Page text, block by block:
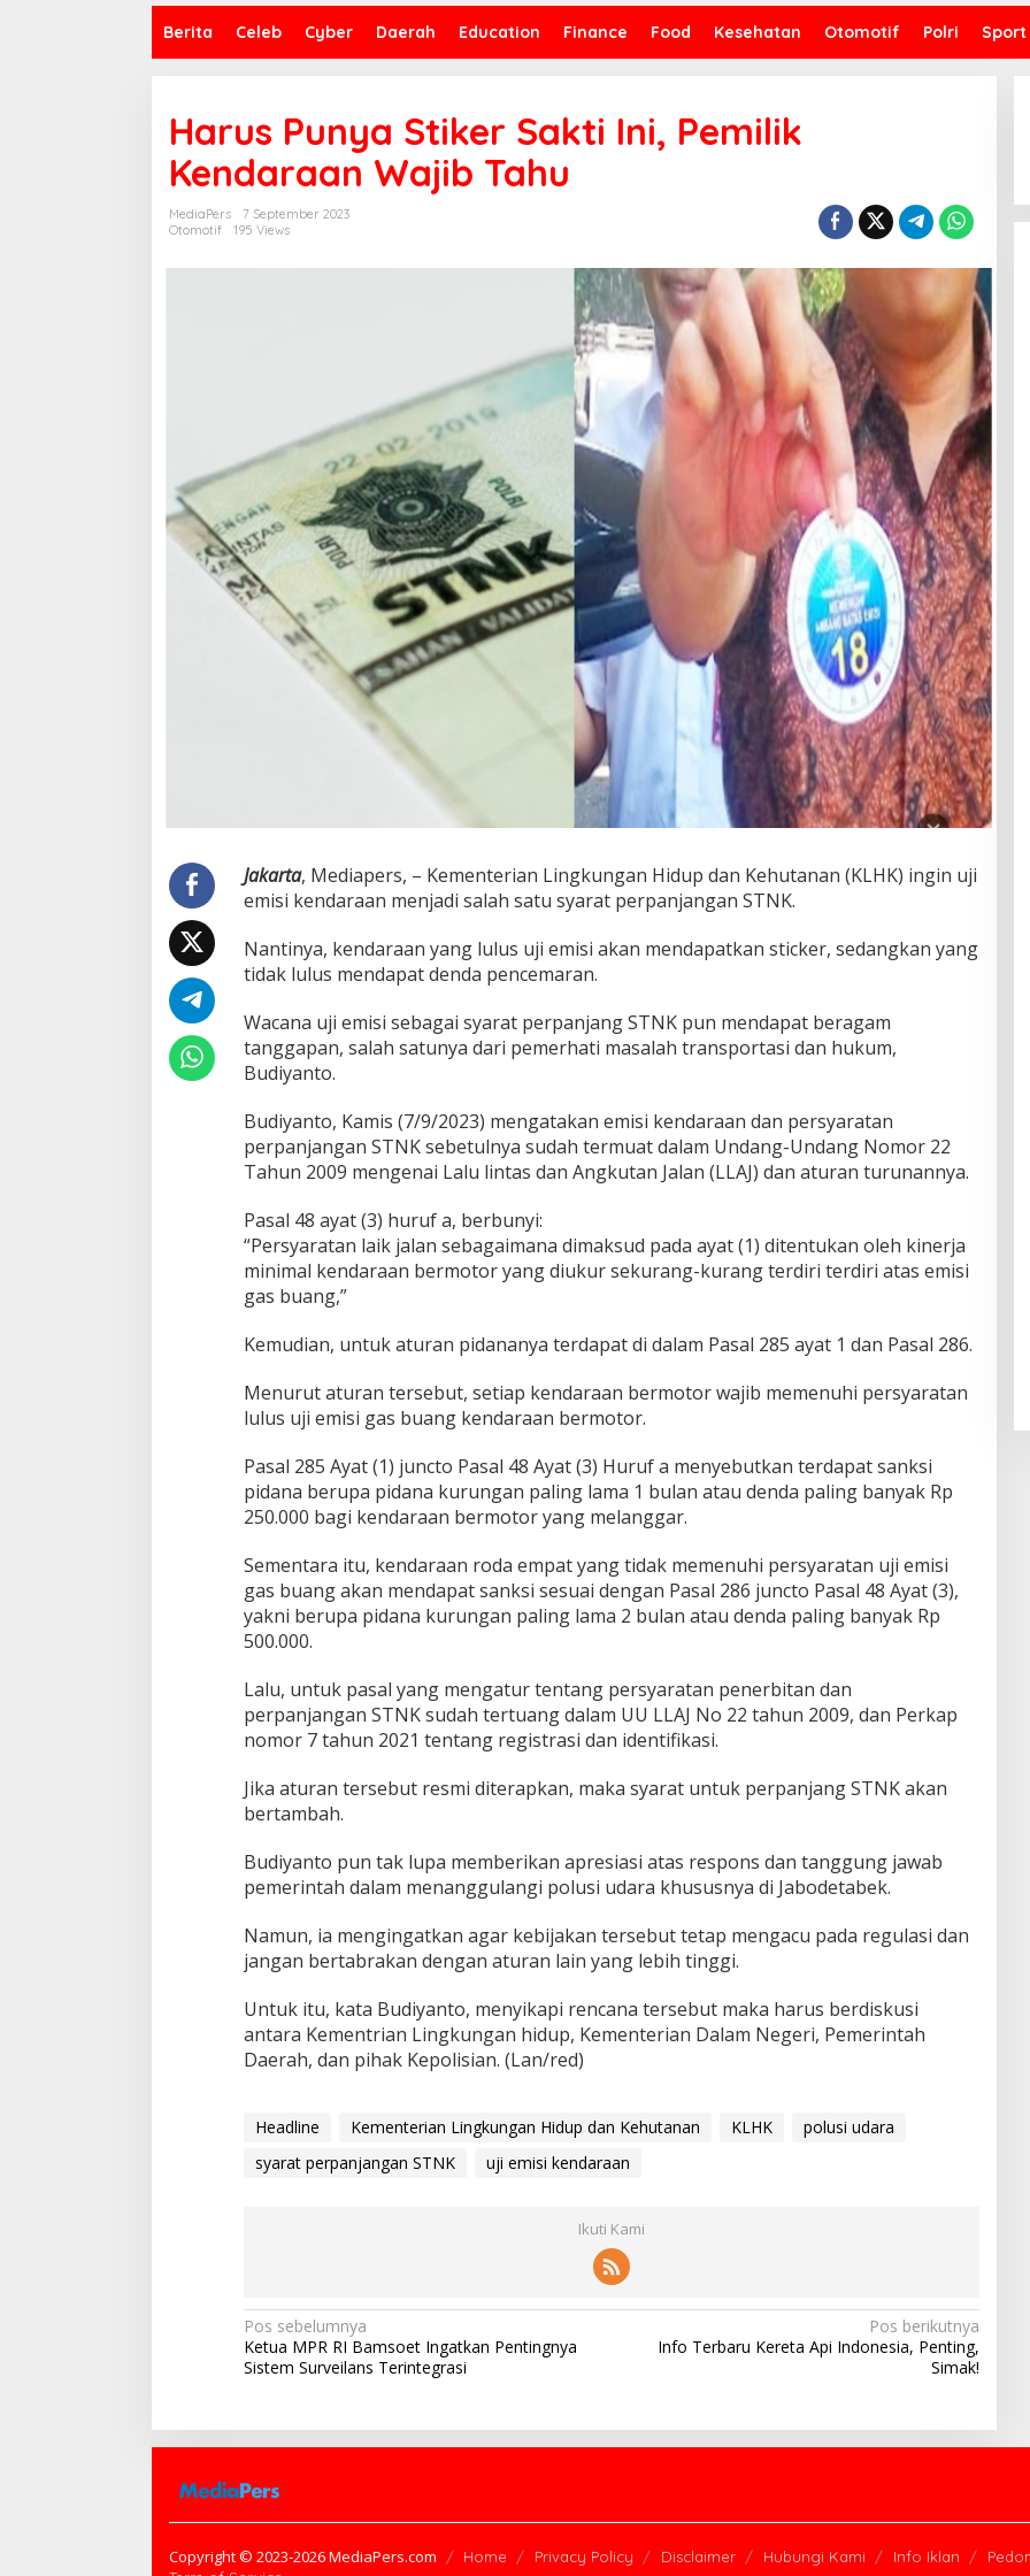
Berita Celeb Cyber Daerah Education Finance Food Kesehatan Otomotif Polri Sport
Harus Punya Stiker Sakti Ini, Pemilik
Kendaraan Wajib Tahu
MediaPers
7 September 2023
Otomotif
195 Views
Jakarta, Mediapers, – Kementerian Lingkungan Hidup dan Kehutanan (KLHK) ingin uji
emisi kendaraan menjadi salah satu syarat perpanjangan STNK.
Nantinya, kendaraan yang lulus uji emisi akan mendapatkan sticker, sedangkan yang
tidak lulus mendapat denda pencemaran.
Wacana uji emisi sebagai syarat perpanjang STNK pun mendapat beragam
tanggapan, salah satunya dari pemerhati masalah transportasi dan hukum,
Budiyanto.
Budiyanto, Kamis (7/9/2023) mengatakan emisi kendaraan dan persyaratan
perpanjangan STNK sebetulnya sudah termuat dalam Undang-Undang Nomor 22
Tahun 2009 mengenai Lalu lintas dan Angkutan Jalan (LLAJ) dan aturan turunannya.
Pasal 48 ayat (3) huruf a, berbunyi:
“Persyaratan laik jalan sebagaimana dimaksud pada ayat (1) ditentukan oleh kinerja
minimal kendaraan bermotor yang diukur sekurang-kurang terdiri terdiri atas emisi
gas buang,”
Kemudian, untuk aturan pidananya terdapat di dalam Pasal 285 ayat 1 dan Pasal 286.
Menurut aturan tersebut, setiap kendaraan bermotor wajib memenuhi persyaratan
lulus uji emisi gas buang kendaraan bermotor.
Pasal 285 Ayat (1) juncto Pasal 48 Ayat (3) Huruf a menyebutkan terdapat sanksi
pidana berupa pidana kurungan paling lama 1 bulan atau denda paling banyak Rp
250.000 bagi kendaraan bermotor yang melanggar.
Sementara itu, kendaraan roda empat yang tidak memenuhi persyaratan uji emisi
gas buang akan mendapat sanksi sesuai dengan Pasal 286 juncto Pasal 48 Ayat (3),
yakni berupa pidana kurungan paling lama 2 bulan atau denda paling banyak Rp
500.000.
Lalu, untuk pasal yang mengatur tentang persyaratan penerbitan dan
perpanjangan STNK sudah tertuang dalam UU LLAJ No 22 tahun 2009, dan Perkap
nomor 7 tahun 2021 tentang registrasi dan identifikasi.
Jika aturan tersebut resmi diterapkan, maka syarat untuk perpanjang STNK akan
bertambah.
Budiyanto pun tak lupa memberikan apresiasi atas respons dan tanggung jawab
pemerintah dalam menanggulangi polusi udara khususnya di Jabodetabek.
Namun, ia mengingatkan agar kebijakan tersebut tetap mengacu pada regulasi dan
jangan bertabrakan dengan aturan lain yang lebih tinggi.
Untuk itu, kata Budiyanto, menyikapi rencana tersebut maka harus berdiskusi
antara Kementrian Lingkungan hidup, Kementerian Dalam Negeri, Pemerintah
Daerah, dan pihak Kepolisian. (Lan/red)
Headline Kementerian Lingkungan Hidup dan Kehutanan KLHK
polusi udara
syarat perpanjangan STNK
uji emisi kendaraan
Ikuti Kami
N
a
i
g
a
s
i
Pos sebelumnya
Ketua MPR RI Bamsoet Ingatkan Pentingnya
Sistem Surveilans Terintegrasi
Pos berikutnya
Info Terbaru Kereta Api Indonesia, Penting,
Simak!
Copyright © 2023-2026 MediaPers.com Home Privacy Policy Disclaimer Hubungi Kami Info Iklan